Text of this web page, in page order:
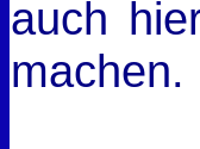
auch
machen.